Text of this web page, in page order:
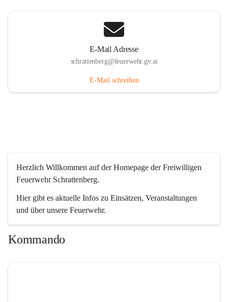
E-Mail Adresse
schrattenberg@feuerwehr.gv.at
E-Mail schreiben
Herzlich Willkommen auf der Homepage der Freiwilligen
Feuerwehr Schrattenberg.
Hier gibt es aktuelle Infos zu Einsätzen, Veranstaltungen
und über unsere Feuerwehr.
Kommando